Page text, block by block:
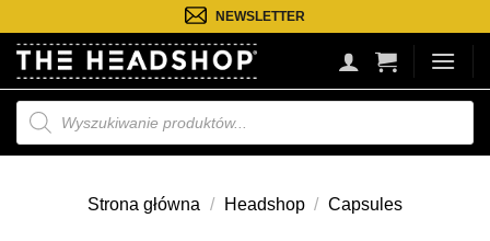
do
treści
NEWSLETTER
Wyszukiwarka
produktów
Strona główna / Headshop / Capsules